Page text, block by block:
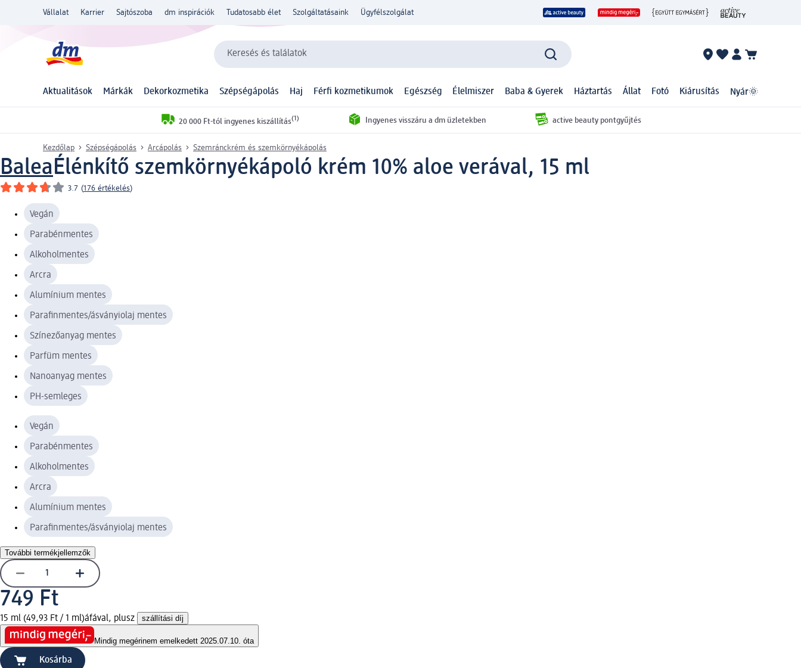
Vállalat Karrier Sajtószoba dm inspirációk Tudatosabb élet Szolgáltatásaink Ügyfélszolgálat
Keresés és találatok
Aktualitások Márkák Dekorkozmetika Szépségápolás Haj Férfi kozmetikumok Egészség Élelmiszer Baba & Gyerek Háztartás Állat Fotó Kiárusítás Nyár🌞
20 000 Ft-tól ingyenes kiszállítás(1) Ingyenes visszáru a dm üzletekben active beauty pontgyűjtés
Kezdőlap Szépségápolás Arcápolás Szemránckrém és szemkörnyékápolás
BaleaÉlénkítő szemkörnyékápoló krém 10% aloe verával, 15 ml
3.7 (176 értékelés)
Vegán
Parabénmentes
Alkoholmentes
Arcra
Alumínium mentes
Parafinmentes/ásványiolaj mentes
Színezőanyag mentes
Parfüm mentes
Nanoanyag mentes
PH-semleges
Vegán
Parabénmentes
Alkoholmentes
Arcra
Alumínium mentes
Parafinmentes/ásványiolaj mentes
További termékjellemzők
749 Ft
15 ml (49,93 Ft / 1 ml)áfával, plusz szállítási díj
Mindig megérinem emelkedett 2025.07.10. óta
Kosárba